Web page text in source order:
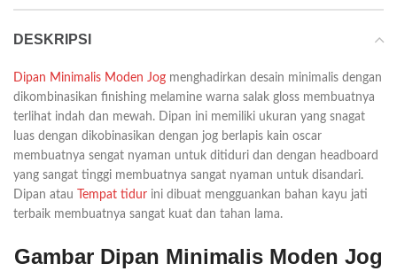
DESKRIPSI
Dipan Minimalis Moden Jog menghadirkan desain minimalis dengan
dikombinasikan finishing melamine warna salak gloss membuatnya
terlihat indah dan mewah. Dipan ini memiliki ukuran yang snagat
luas dengan dikobinasikan dengan jog berlapis kain oscar
membuatnya sengat nyaman untuk ditiduri dan dengan headboard
yang sangat tinggi membuatnya sangat nyaman untuk disandari.
Dipan atau
Tempat tidur ini dibuat mengguankan bahan kayu jati
terbaik membuatnya sangat kuat dan tahan lama.
Gambar Dipan Minimalis Moden Jog